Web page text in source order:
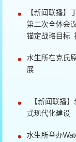
【新闻联播】
第二次全体会
锚定战略目标
水生所在克氏
展
【新闻联播
式现代化建设
水生所举办